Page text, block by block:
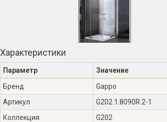
Характеристики
Параметр
Значение
Бренд
Gappo
Артикул
G202.1.8090R.2-1
Коллекция
G202